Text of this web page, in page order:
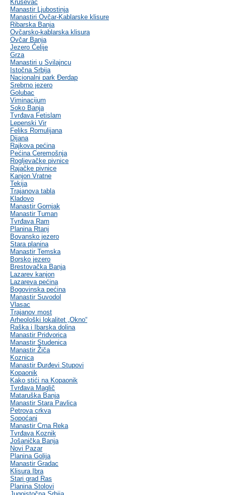
Kruševac
Manastir Ljubostinja
Manastiri Ovčar-Kablarske klisure
Ribarska Banja
Ovčarsko-kablarska klisura
Ovčar Banja
Jezero Ćelije
Grza
Manastiri u Svilajncu
Istočna Srbija
Nacionalni park Đerdap
Srebrno jezero
Golubac
Viminacijum
Soko Banja
Tvrđava Fetislam
Lepenski Vir
Feliks Romulijana
Dijana
Rajkova pećina
Pećina Ceremošnja
Rogljevačke pivnice
Rajačke pivnice
Kanjon Vratne
Tekija
Trajanova tabla
Kladovo
Manastir Gornjak
Manastir Tuman
Tvrđava Ram
Planina Rtanj
Bovansko jezero
Stara planina
Manastir Temska
Borsko jezero
Brestovačka Banja
Lazarev kanjon
Lazareva pećina
Bogovinska pećina
Manastir Suvodol
Vlasac
Trajanov most
Arheološki lokalitet „Okno“
Raška i Ibarska dolina
Manastir Pridvorica
Manastir Studenica
Manastir Žiča
Koznica
Manastir Đurđevi Stupovi
Kopaonik
Kako stići na Kopaonik
Tvrđava Maglič
Mataruška Banja
Manastir Stara Pavlica
Petrova crkva
Sopoćani
Manastir Crna Reka
Tvrđava Koznik
Jošanička Banja
Novi Pazar
Planina Golija
Manastir Gradac
Klisura Ibra
Stari grad Ras
Planina Stolovi